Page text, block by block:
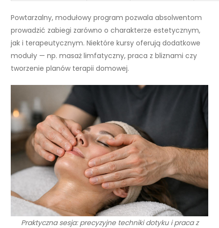
Powtarzalny, modułowy program pozwala absolwentom
prowadzić zabiegi zarówno o charakterze estetycznym,
jak i terapeutycznym. Niektóre kursy oferują dodatkowe
moduły — np. masaż limfatyczny, praca z bliznami czy
tworzenie planów terapii domowej.
Praktyczna sesja: precyzyjne techniki dotyku i praca z